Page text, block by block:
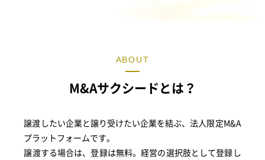
ABOUT
M&Aサクシードとは？
譲渡したい企業と譲り受けたい企業を結ぶ、法人限定M&A
プラットフォームです。
譲渡する場合は、登録は無料。経営の選択肢として登録し